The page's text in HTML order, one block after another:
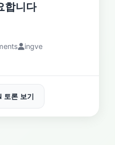
합니다
ingve
토론 보기